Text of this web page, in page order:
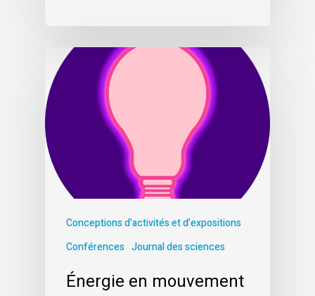
Conceptions d’activités et d’expositions
Conférences Journal des sciences
Énergie en mouvement